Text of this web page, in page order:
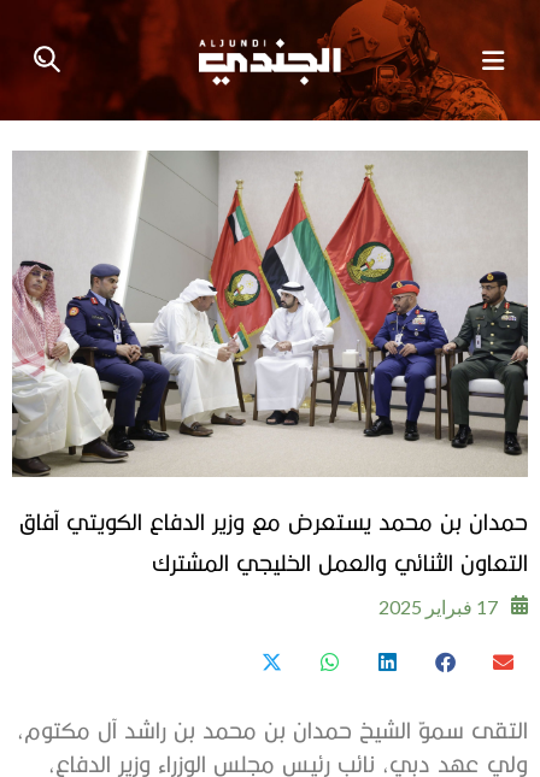
حمدان بن محمد يستعرض مع وزير الدفاع الكويتي آفاق
التعاون الثنائي والعمل الخليجي المشترك
17 فبراير 2025
التقى سموّ الشيخ حمدان بن محمد بن راشد آل مكتوم،
ولي عهد دبي، نائب رئيس مجلس الوزراء وزير الدفاع،